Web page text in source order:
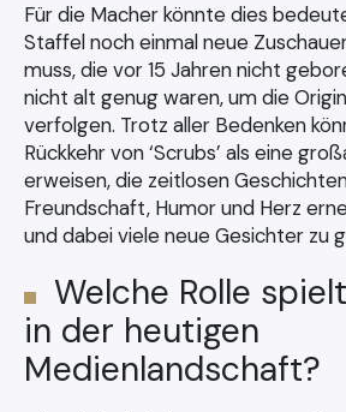
Für die Macher könnte dies
Staffel noch einmal neue
muss, die vor 15 Jahren nicht
nicht alt genug waren, um die
verfolgen. Trotz aller Bedenken
Rückkehr von ‘Scrubs’ als eine
erweisen, die zeitlosen
Freundschaft, Humor und Herz
und dabei viele neue Gesichter zu
Welche Rolle
in der heutigen
Medienlandschaft?